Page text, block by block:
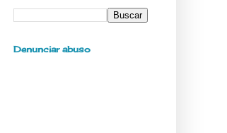
Denunciar abuso